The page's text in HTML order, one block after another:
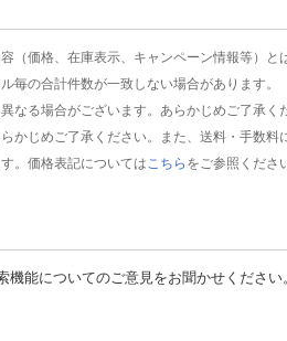
価格、在庫表示、キャンペーン情報等）と
の合計件数が一致しない場合があります。
る場合がございます。あらかじめご了承く
じめご了承ください。また、送料・手数料
。価格表記については こちら をご参照くださ
能についてのご意見をお聞かせください